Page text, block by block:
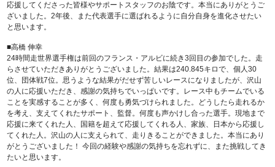
応援してくださった皆様やサポートスタッフのお陰です。本当にありがとうご
ざいました。2年後、また代表選手に選ばれるように自分自身を進化させたい
と思います。
■高橋 伸幸
24時間走世界選手権は前回のフランス・アルビに続き3回目の参加でした。走
らさせていただきありがとうございました。結果は240.845キロで、個人30
位、団体戦7位。思うような結果がだせず苦しいレースになりましたが、沢山
の人に応援いただき、感謝の気持ちでいっぱいです。レース中もチームでいる
ことを実感することが多く、何度も勇気づけられました。どうしたら走れるか
を考え、支えてくれたサポート、監督。何度も声かけし合った選手。現地まで
応援に来てくれた人、国籍を超えて応援してくれる人、家族、日本から応援し
てくれた人。沢山の人に支えられて、走りきることができました。本当にあり
がとうございました！ 今回の経験や感謝の気持ちを忘れずに、また挑戦してき
たいと思います。